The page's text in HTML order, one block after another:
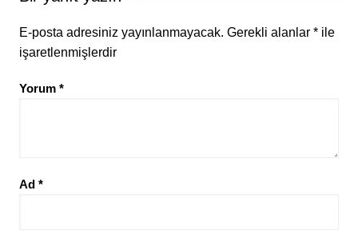
E-posta adresiniz yayınlanmayacak. Gerekli alanlar *ile
işaretlenmişlerdir
Yorum *
Ad *